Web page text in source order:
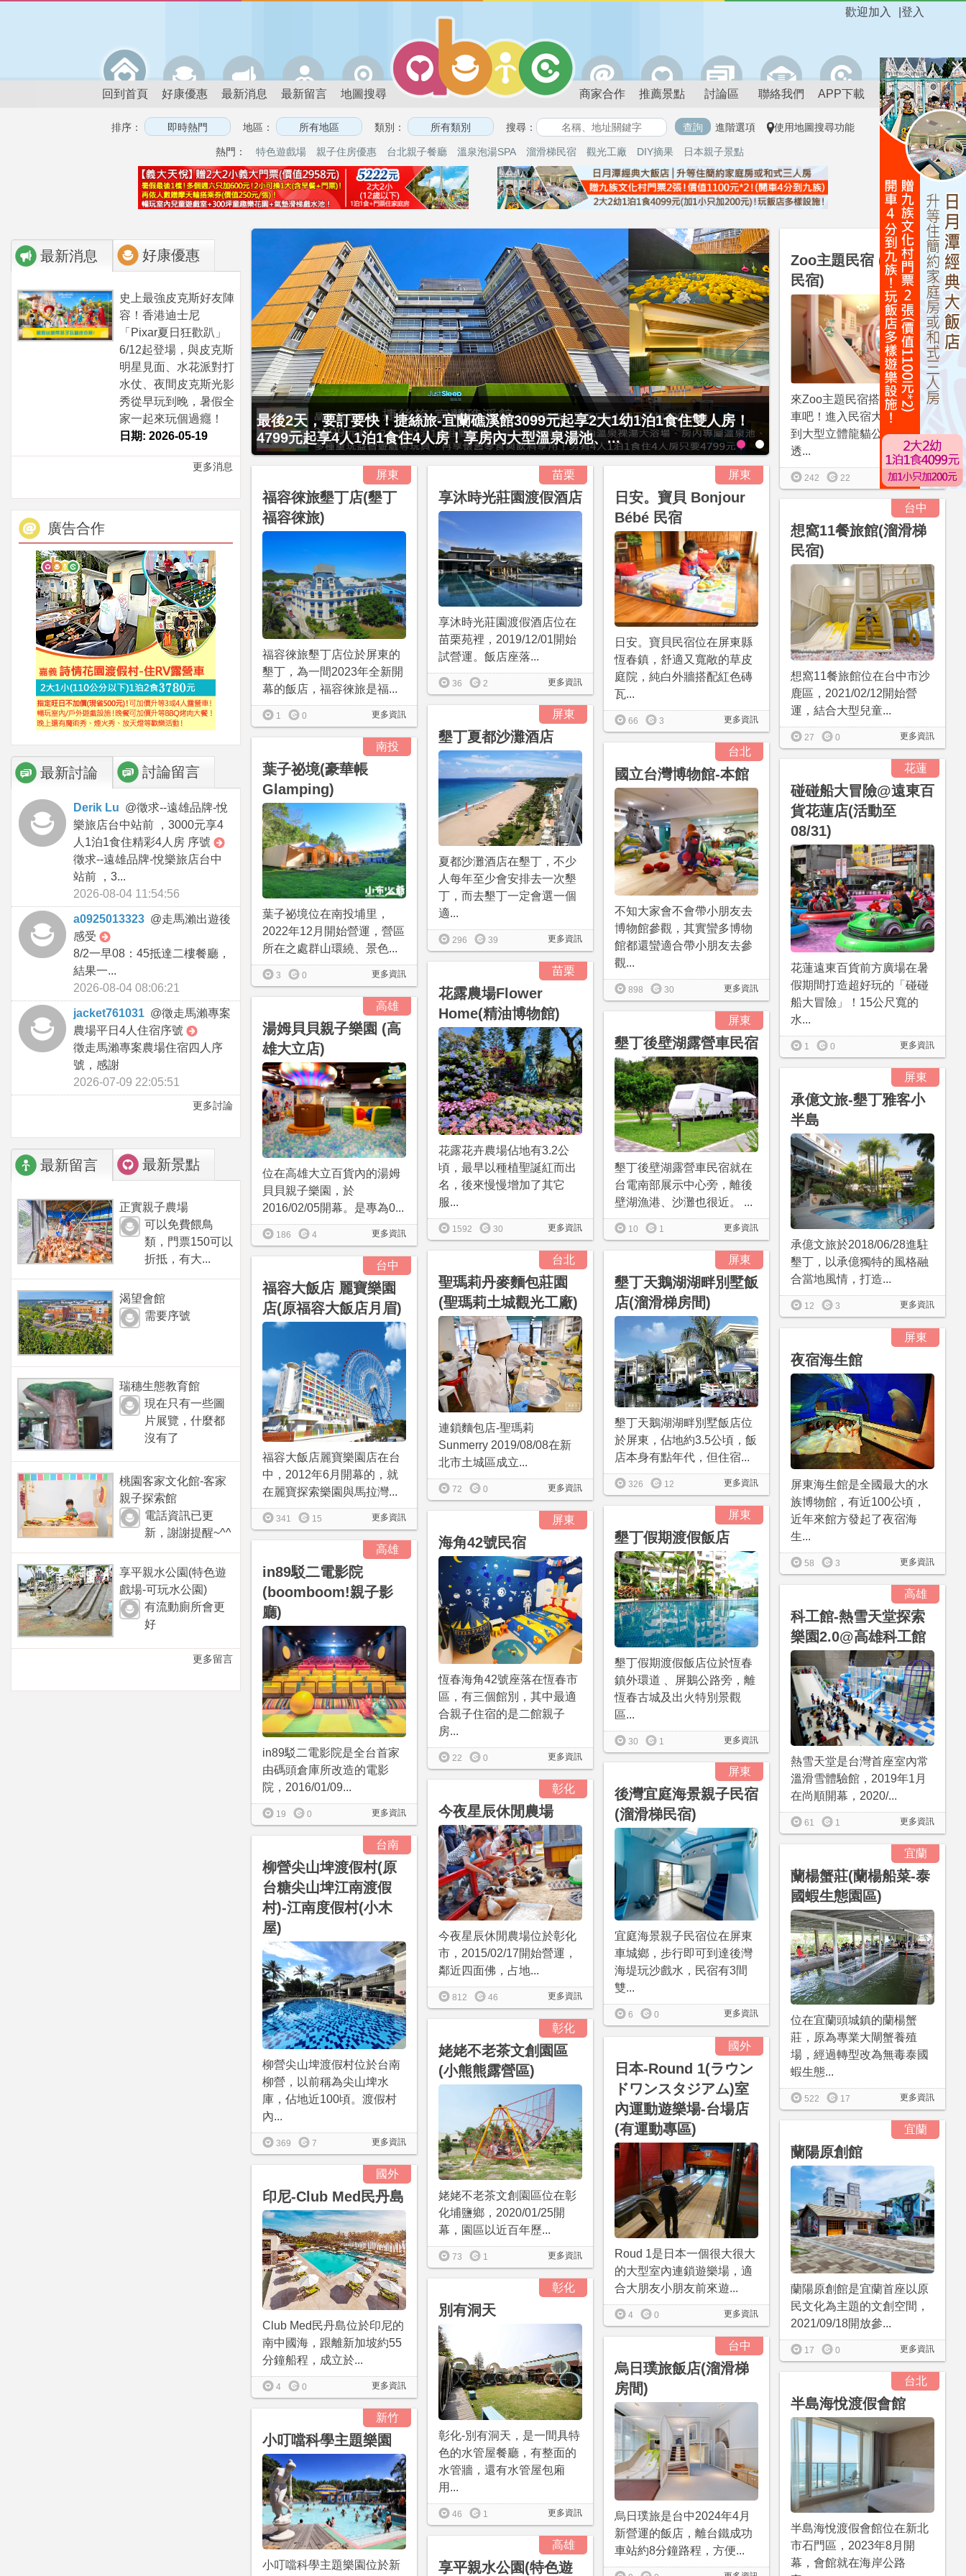
登入
歡迎加入
回到首頁 好康優惠 最新消息 最新留言 地圖搜尋 商家合作 推薦景點 討論區 聯絡我們 APP下載
排序： 地區： 類別： 搜尋： 進階選項 使用地圖搜尋功能
熱門： 特色遊戲場 親子住房優惠 台北親子餐廳 溫泉泡湯SPA 溜滑梯民宿 觀光工廠 DIY摘果 日本親子景點
最新消息 好康優惠
史上最強皮克斯好友陣
容！香港迪士尼
「Pixar夏日狂歡趴」
6/12起登場，與皮克斯
明星見面、水花派對打
水仗、夜間皮克斯光影
秀從早玩到晚，暑假全
家一起來玩個過癮！
日期: 2026-05-19
更多消息
廣告合作
最新討論 討論留言
Derik Lu @徵求--遠雄品牌-悅
樂旅店台中站前 ，3000元享4
人1泊1食住精彩4人房 序號
徵求--遠雄品牌-悅樂旅店台中
站前 ，3...
2026-08-04 11:54:56
a0925013323 @走馬瀨出遊後
感受
8/2一早08：45抵達二樓餐廳，
結果一...
2026-08-04 08:06:21
jacket761031 @徵走馬瀨專案
農場平日4人住宿序號
徵走馬瀨專案農場住宿四人序
號，感謝
2026-07-09 22:05:51
更多討論
最新留言 最新景點
正實親子農場
可以免費餵鳥
類，門票150可以
折抵，有大...
渴望會館
需要序號
瑞穗生態教育館
現在只有一些圖
片展覽，什麼都
沒有了
桃園客家文化館-客家
親子探索館
電話資訊已更
新，謝謝提醒~^^
享平親水公園(特色遊
戲場-可玩水公園)
有流動廁所會更
好
更多留言
最後2天，要訂要快！捷絲旅-宜蘭礁溪館3099元起享2大1幼1泊1食住雙人房！
4799元起享4人1泊1食住4人房！享房內大型溫泉湯池、...
贈九族文化村門票2張(總價
大2幼(115公分以下)1泊1食
台東
Zoo主題民宿 (溜滑梯
民宿)
來Zoo主題民宿搭乘龍貓公
車吧！進入民宿大廳，會看
到大型立體龍貓公車，可
透...
更多資訊
242 22
屏東
福容徠旅墾丁店(墾丁
福容徠旅)
福容徠旅墾丁店位於屏東的
墾丁，為一間2023年全新開
幕的飯店，福容徠旅是福...
更多資訊
1 0
苗栗
享沐時光莊園渡假酒店
享沐時光莊園渡假酒店位在
苗栗苑裡，2019/12/01開始
試營運。飯店座落...
更多資訊
36 2
屏東
日安。寶貝 Bonjour
Bébé 民宿
日安。寶貝民宿位在屏東縣
恆春鎮，舒適又寬敞的草皮
庭院，純白外牆搭配紅色磚
瓦...
更多資訊
66 3
台中
想窩11餐旅館(溜滑梯
民宿)
想窩11餐旅館位在台中市沙
鹿區，2021/02/12開始營
運，結合大型兒童...
更多資訊
27 0
屏東
墾丁夏都沙灘酒店
夏都沙灘酒店在墾丁，不少
人每年至少會安排去一次墾
丁，而去墾丁一定會選一個
適...
更多資訊
296 39
南投
葉子祕境(豪華帳
Glamping)
葉子祕境位在南投埔里，
2022年12月開始營運，營區
所在之處群山環繞、景色...
更多資訊
3 0
台北
國立台灣博物館-本館
不知大家會不會帶小朋友去
博物館參觀，其實蠻多博物
館都還蠻適合帶小朋友去參
觀...
更多資訊
898 30
花蓮
碰碰船大冒險@遠東百
貨花蓮店(活動至
08/31)
花蓮遠東百貨前方廣場在暑
假期間打造超好玩的「碰碰
船大冒險」！15公尺寬的
水...
更多資訊
1 0
苗栗
花露農場Flower
Home(精油博物館)
花露花卉農場佔地有3.2公
頃，最早以種植聖誕紅而出
名，後來慢慢增加了其它
服...
更多資訊
1592 30
高雄
湯姆貝貝親子樂園 (高
雄大立店)
位在高雄大立百貨內的湯姆
貝貝親子樂園，於
2016/02/05開幕。是專為0...
更多資訊
186 4
屏東
墾丁後壁湖露營車民宿
墾丁後壁湖露營車民宿就在
台電南部展示中心旁，離後
壁湖漁港、沙灘也很近。 ...
更多資訊
10 1
屏東
承億文旅-墾丁雅客小
半島
承億文旅於2018/06/28進駐
墾丁，以承億獨特的風格融
合當地風情，打造...
更多資訊
12 3
屏東
墾丁天鵝湖湖畔別墅飯
店(溜滑梯房間)
墾丁天鵝湖湖畔別墅飯店位
於屏東，佔地約3.5公頃，飯
店本身有點年代，但住宿...
更多資訊
326 12
台北
聖瑪莉丹麥麵包莊園
(聖瑪莉土城觀光工廠)
連鎖麵包店-聖瑪莉
Sunmerry 2019/08/08在新
北市土城區成立...
更多資訊
72 0
台中
福容大飯店 麗寶樂園
店(原福容大飯店月眉)
福容大飯店麗寶樂園店在台
中，2012年6月開幕的，就
在麗寶探索樂園與馬拉灣...
更多資訊
341 15
屏東
夜宿海生館
屏東海生館是全國最大的水
族博物館，有近100公頃，
近年來館方發起了夜宿海
生...
更多資訊
58 3
屏東
墾丁假期渡假飯店
墾丁假期渡假飯店位於恆春
鎮外環道 、屏鵝公路旁，離
恆春古城及出火特別景觀
區...
更多資訊
30 1
屏東
海角42號民宿
恆春海角42號座落在恆春市
區，有三個館別，其中最適
合親子住宿的是二館親子
房...
更多資訊
22 0
高雄
in89駁二電影院
(boomboom!親子影
廳)
in89駁二電影院是全台首家
由碼頭倉庫所改造的電影
院，2016/01/09...
更多資訊
19 0
高雄
科工館-熱雪天堂探索
樂園2.0@高雄科工館
熱雪天堂是台灣首座室內常
溫滑雪體驗館，2019年1月
在尚順開幕，2020/...
更多資訊
61 1
屏東
後灣宜庭海景親子民宿
(溜滑梯民宿)
宜庭海景親子民宿位在屏東
車城鄉，步行即可到達後灣
海堤玩沙戲水，民宿有3間
雙...
更多資訊
6 0
彰化
今夜星辰休閒農場
今夜星辰休閒農場位於彰化
市，2015/02/17開始營運，
鄰近四面佛，占地...
更多資訊
812 46
台南
柳營尖山埤渡假村(原
台糖尖山埤江南渡假
村)-江南度假村(小木
屋)
柳營尖山埤渡假村位於台南
柳營，以前稱為尖山埤水
庫，佔地近100頃。渡假村
內...
更多資訊
369 7
宜蘭
蘭楊蟹莊(蘭楊船菜-泰
國蝦生態園區)
位在宜蘭頭城鎮的蘭楊蟹
莊，原為專業大閘蟹養殖
場，經過轉型改為無毒泰國
蝦生態...
更多資訊
522 17
彰化
姥姥不老茶文創園區
(小熊熊露營區)
姥姥不老茶文創園區位在彰
化埔鹽鄉，2020/01/25開
幕，園區以近百年歷...
更多資訊
73 1
國外
日本-Round 1(ラウン
ドワンスタジアム)室
內運動遊樂場-台場店
(有運動專區)
Roud 1是日本一個很大很大
的大型室內連鎖遊樂場，適
合大朋友小朋友前來遊...
更多資訊
4 0
宜蘭
蘭陽原創館
蘭陽原創館是宜蘭首座以原
民文化為主題的文創空間，
2021/09/18開放參...
更多資訊
17 0
國外
印尼-Club Med民丹島
Club Med民丹島位於印尼的
南中國海，跟離新加坡約55
分鐘船程，成立於...
更多資訊
4 0
彰化
別有洞天
彰化-別有洞天，是一間具特
色的水管屋餐廳，有整面的
水管牆，還有水管屋包廂
用...
更多資訊
46 1
台中
烏日璞旅飯店(溜滑梯
房間)
烏日璞旅是台中2024年4月
新營運的飯店，離台鐵成功
車站約8分鐘路程，方便...
台北
半島海悅渡假會館
半島海悅渡假會館位在新北
市石門區，2023年8月開
幕，會館就在海岸公路
新竹
小叮噹科學主題樂園
小叮噹科學主題樂園位於新
高雄
享平親水公園(特色遊